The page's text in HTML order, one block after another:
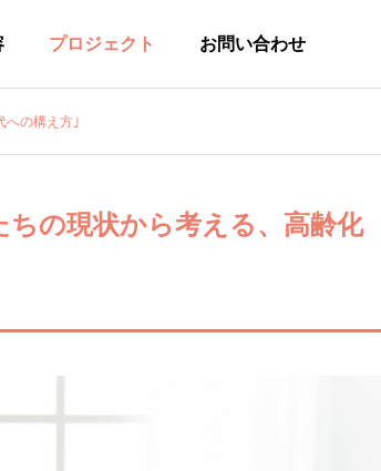
プロジェクト お問い合わせ
CONTACT
お問い合わせ
の構え方｣
の現状から考える、高齢化